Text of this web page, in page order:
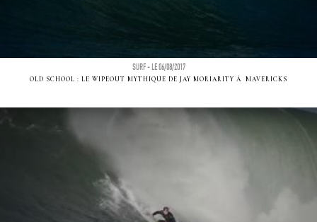
SURF - LE 06/08/2017
OLD SCHOOL : LE WIPEOUT MYTHIQUE DE JAY MORIARITY Ã MAVERICKS